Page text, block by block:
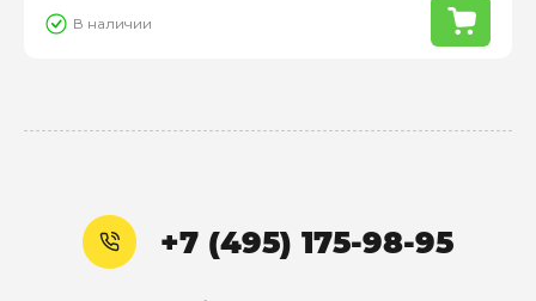
В наличии
+7 (495) 175-98-95